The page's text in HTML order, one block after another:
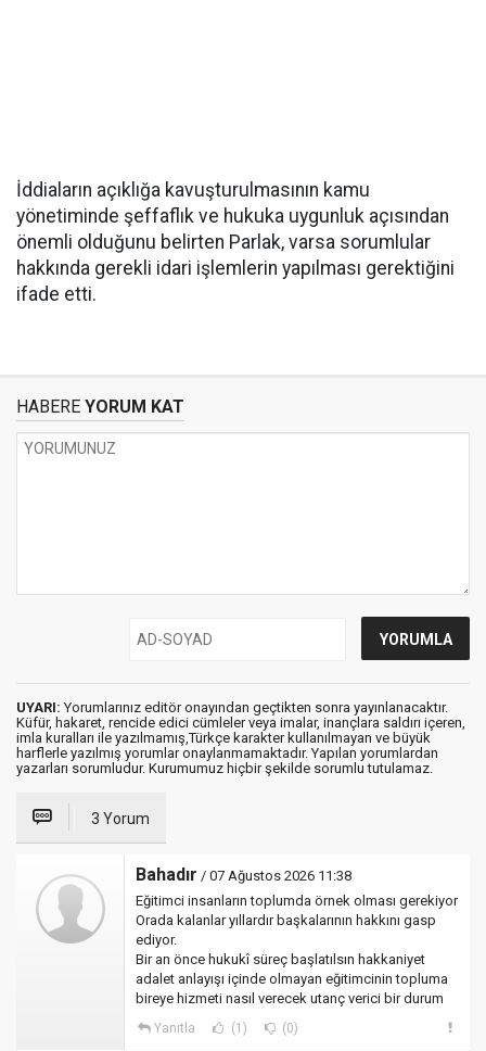
İddiaların açıklığa kavuşturulmasının kamu
yönetiminde şeffaflık ve hukuka uygunluk açısından
önemli olduğunu belirten Parlak, varsa sorumlular
hakkında gerekli idari işlemlerin yapılması gerektiğini
ifade etti.
HABERE YORUM KAT
UYARI: Yorumlarınız editör onayından geçtikten sonra yayınlanacaktır.
Küfür, hakaret, rencide edici cümleler veya imalar, inançlara saldırı içeren,
imla kuralları ile yazılmamış,Türkçe karakter kullanılmayan ve büyük
harflerle yazılmış yorumlar onaylanmamaktadır. Yapılan yorumlardan
yazarları sorumludur. Kurumumuz hiçbir şekilde sorumlu tutulamaz.
3 Yorum
Bahadır / 07 Ağustos 2026 11:38
Eğitimci insanların toplumda örnek olması gerekiyor
Orada kalanlar yıllardır başkalarının hakkını gasp
ediyor.
Bir an önce hukukî süreç başlatılsın hakkaniyet
adalet anlayışı içinde olmayan eğitimcinin topluma
bireye hizmeti nasıl verecek utanç verici bir durum
Yanıtla (1) (0)